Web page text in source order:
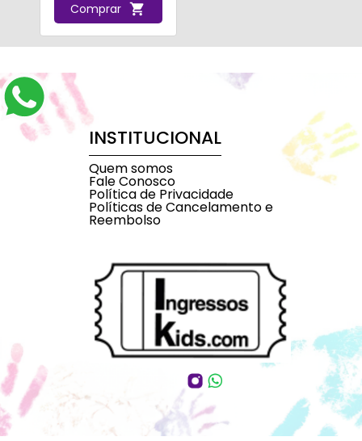
Comprar
INSTITUCIONAL
Quem somos
Fale Conosco
Política de Privacidade
Políticas de Cancelamento e
Reembolso